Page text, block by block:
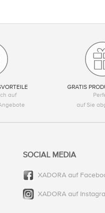
auf
GRATIS
auf Sie
SOCIAL MEDIA
XADORA auf
XADORA auf